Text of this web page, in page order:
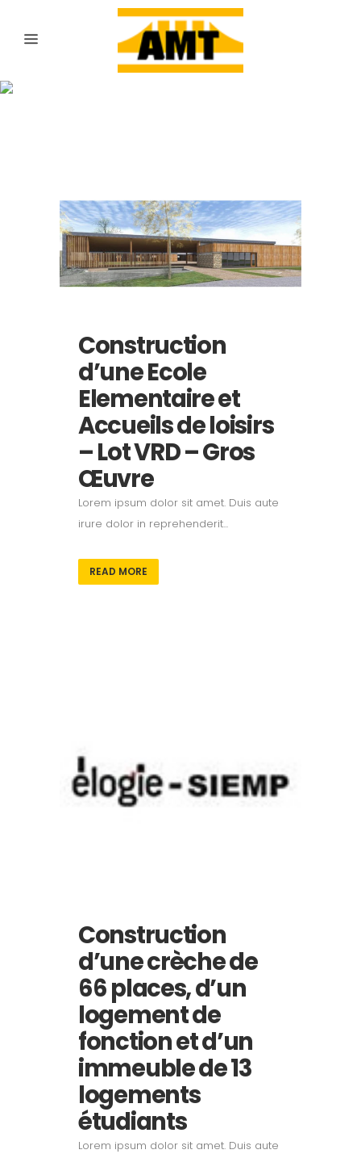
Construction
d’une Ecole
Elementaire et
Accueils de loisirs
– Lot VRD – Gros
Œuvre
Lorem ipsum dolor sit amet. Duis aute
irure dolor in reprehenderit...
READ MORE
Construction
d’une crèche de
66 places, d’un
logement de
fonction et d’un
immeuble de 13
logements
étudiants
Lorem ipsum dolor sit amet. Duis aute